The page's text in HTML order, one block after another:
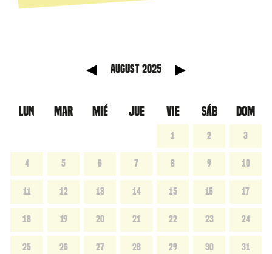
August 2025
LUN MAR MIÉ JUE VIE SÁB DOM
1 2 3
4 5 6 7 8 9 10
11 12 13 14 15 16 17
18 19 20 21 22 23 24
25 26 27 28 29 30 31